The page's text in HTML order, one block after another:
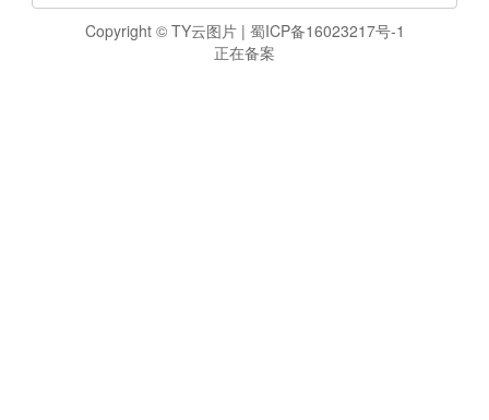
Copyright © TY云图片 | 蜀ICP备16023217号-1
正在备案